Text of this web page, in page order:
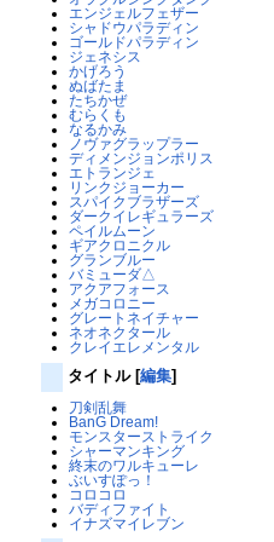
エンジェルフェザー
シャドウパラディン
ゴールドパラディン
ジェネシス
かげろう
ぬばたま
たちかぜ
むらくも
なるかみ
ノヴァグラップラー
ディメンジョンポリス
エトランジェ
リンクジョーカー
スパイクブラザーズ
ダークイレギュラーズ
ペイルムーン
ギアクロニクル
グランブルー
バミューダ△
アクアフォース
メガコロニー
グレートネイチャー
ネオネクタール
クレイエレメンタル
タイトル [編集]
刀剣乱舞
BanG Dream!
モンスターストライク
シャーマンキング
終末のワルキューレ
ぶいすぽっ！
コロコロ
バディファイト
イナズマイレブン